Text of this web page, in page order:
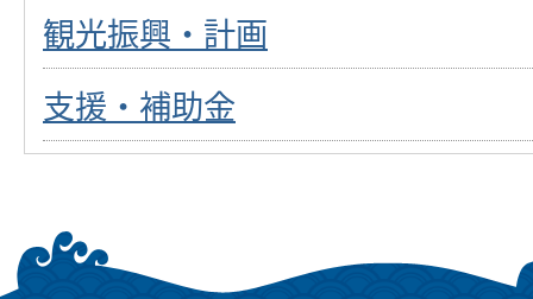
観光振興・計画
支援・補助金